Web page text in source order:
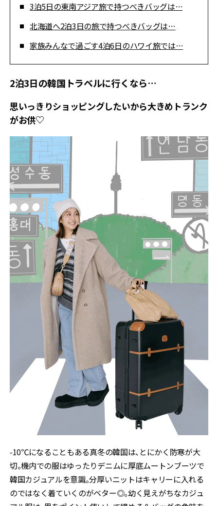
3泊5日の東南アジア旅で持つべきバッグは…
北海道へ2泊3日の旅で持つべきバッグは…
家族みんなで過ごす4泊6日のハワイ旅では…
2泊3日の韓国トラベルに行くなら…
思いっきりショッピングしたいから大きめトランク
がお供♡
-10℃になることもある真冬の韓国は、とにかく防寒が大
切。機内での服はゆったりデニムに厚底ムートンブーツで
韓国カジュアルを意識。分厚いニットはキャリーに入れる
のではなく着ていくのがベター◎。幼く見えがちなカジュ